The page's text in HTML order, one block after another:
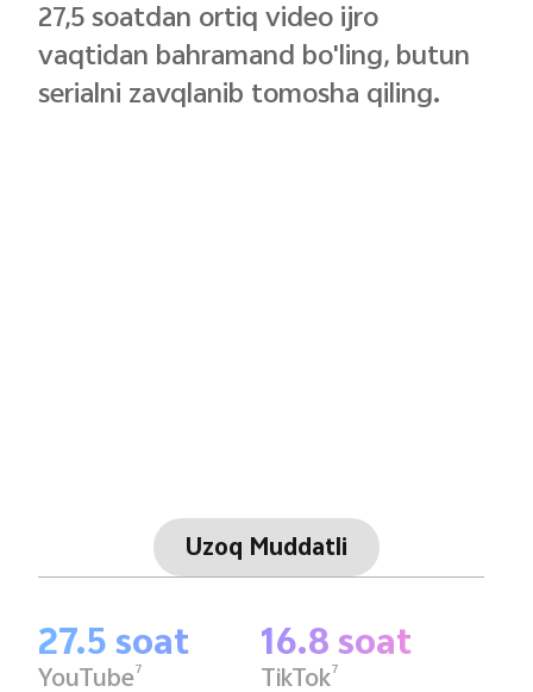
27,5 soatdan ortiq video ijro
vaqtidan bahramand bo'ling, butun
serialni zavqlanib tomosha qiling.
Uzoq Muddatli
27.5 soat
YouTube7
16.8 soat
TikTok7